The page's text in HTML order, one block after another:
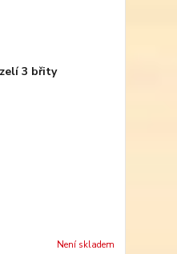
Není skladem